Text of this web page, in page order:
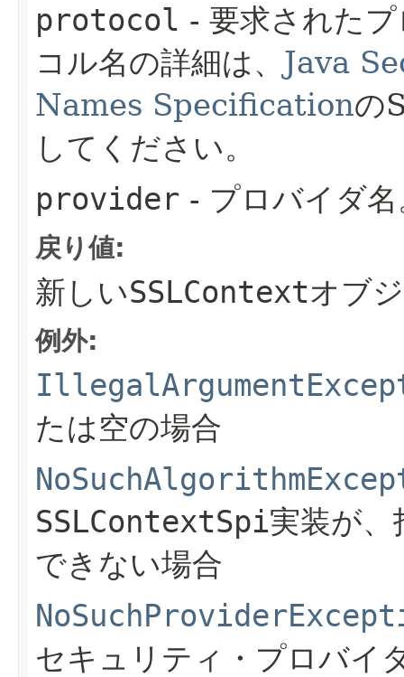
protocol - 要求された
コル名の詳細は、 Java
Names Specificationの
してください。
provider - プロバイダ
戻り値:
新しいSSLContextオブ
例外:
たは空の場合
SSLContextSpi実装が
できない場合
セキュリティ・プロバイ